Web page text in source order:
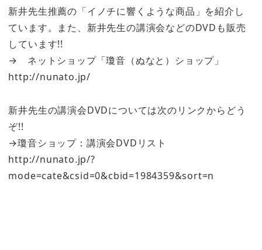
新井先生推薦の「イノチに響くような商品」を紹介し
ています。また、新井先生の講演会などのDVDも販売
しています!!
→ ネットショップ「瓊音（ぬなと）ショップ」
http://nunato.jp/
新井先生の講演会DVDについては次のリンクからどう
ぞ!!
→瓊音ショップ：講演会DVDリスト
http://nunato.jp/?
mode=cate&csid=0&cbid=1984359&sort=n